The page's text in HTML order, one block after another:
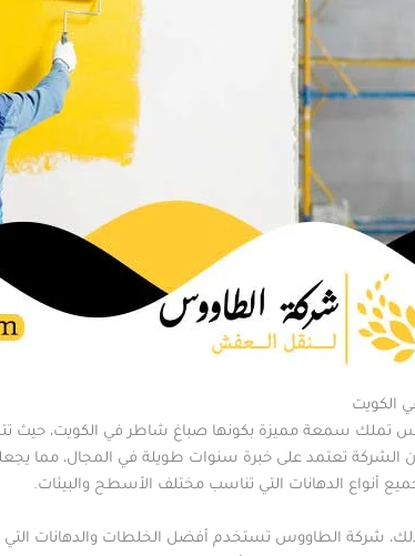
الكويت
تملك سمعة مميزة بكونها صباغ شاطر في الكويت، حيث
الشركة تعتمد على خبرة سنوات طويلة في المجال، مما
أنواع الدهانات التي تناسب مختلف الأسطح والبيئات.
ذلك، شركة الطاووس تستخدم أفضل الخلطات والدهانات